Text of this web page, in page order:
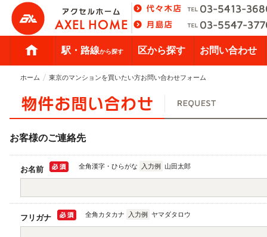
駅・路線から探す 区から探す お問い合わせ
ホーム 東京のマンションを買いたい方お問い合わせフォーム
お客様のご連絡先
お名前 全角漢字・ひらがな 入力例 山田太郎
フリガナ 全角カタカナ 入力例 ヤマダタロウ